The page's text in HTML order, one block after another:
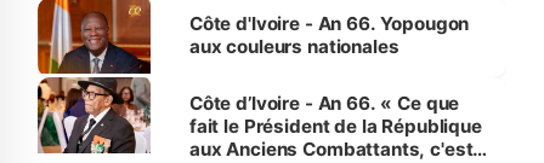
l'Etat de droit pour préserver les
vies humaines »
Côte d'Ivoire - An 66. Yopougon
aux couleurs nationales
Côte d’Ivoire - An 66. « Ce que
fait le Président de la République
aux Anciens Combattants, c'est